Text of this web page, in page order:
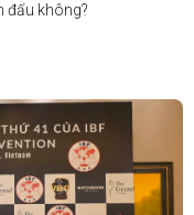
đấu không?